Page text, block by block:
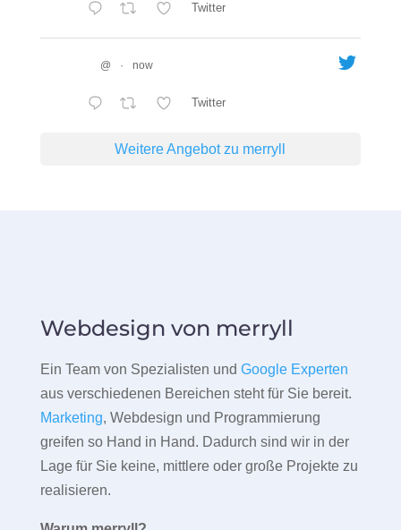
Twitter
@ · now
Twitter
Weitere Angebot zu merryll
Webdesign von merryll
Ein Team von Spezialisten und Google Experten
aus verschiedenen Bereichen steht für Sie bereit.
Marketing, Webdesign und Programmierung
greifen so Hand in Hand. Dadurch sind wir in der
Lage für Sie keine, mittlere oder große Projekte zu
realisieren.